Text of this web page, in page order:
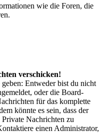
wie die Foren, die
verschicken!
Entweder bist du nicht
oder die Board-
für das komplette
könnte es sein, dass der
Nachrichten zu
einen Administrator,